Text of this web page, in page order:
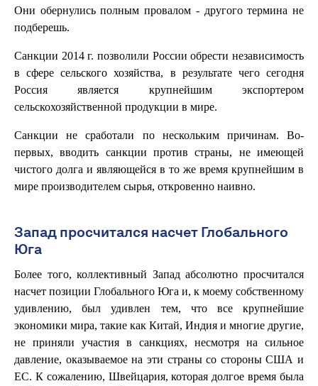
Они обернулись полным провалом - другого термина не
подберешь.
Санкции 2014 г. позволили России обрести независимость
в сфере сельского хозяйства, в результате чего сегодня
Россия является крупнейшим экспортером
сельскохозяйственной продукции в мире.
Санкции не сработали по нескольким причинам. Во-
первых, вводить санкции против страны, не имеющей
чистого долга и являющейся в то же время крупнейшим в
мире производителем сырья, откровенно наивно.
Запад просчитался насчет Глобального
Юга
Более того, коллективный Запад абсолютно просчитался
насчет позиции Глобального Юга и, к моему собственному
удивлению, был удивлен тем, что все крупнейшие
экономики мира, такие как Китай, Индия и многие другие,
не приняли участия в санкциях, несмотря на сильное
давление, оказываемое на эти страны со стороны США и
ЕС. К сожалению, Швейцария, которая долгое время была